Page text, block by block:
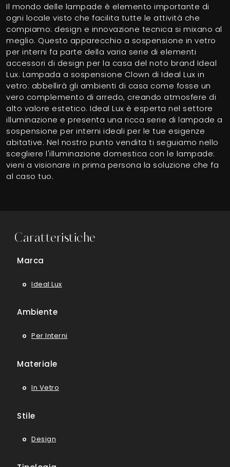
Il mondo delle lampade è elemento importante di
ogni locale visto che facilita tutte le attività che
compiamo: design e innovazione tecnica si mixano al
meglio. Questo apparecchio a sospensione in vetro
per interni fa parte della varia serie di elementi
accessori di design per la casa del noto brand Ideal
Lux. Lampada a sospensione Clown di Ideal Lux in
vetro: abbellirà gli ambienti di casa come fosse un
vero complemento di arredo, creando atmosfere di
alto valore estetico. Ideal Lux è esperta nel settore
illuminazione e presenta una ricca serie di lampade a
sospensione per interni ideali per le tue esigenze
abitative. Nel nostro punto vendita ti seguiamo nello
scegliere l'illuminazione domestica con le lampade:
vieni a visionare in prima persona la soluzione che fa
al caso tuo.
Caratteristiche
Marca
Ideal Lux
Ambiente
Per Interni
Materiale
In Vetro
Stile
Design